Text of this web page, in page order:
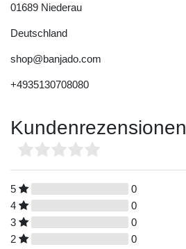
01689 Niederau
Deutschland
shop@banjado.com
+4935130708080
Kundenrezensionen
5
0
4
0
3
0
2
0